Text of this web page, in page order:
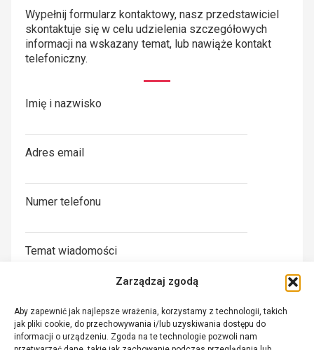
Zarządzaj zgodą
Aby zapewnić jak najlepsze wrażenia, korzystamy z technologii, takich
jak pliki cookie, do przechowywania i/lub uzyskiwania dostępu do
informacji o urządzeniu. Zgoda na te technologie pozwoli nam
Wypełnij formularz kontaktowy, nasz przedstawiciel
skontaktuje się w celu udzielenia szczegółowych
informacji na wskazany temat, lub nawiąże kontakt
telefoniczny.
Imię i nazwisko
Adres email
Numer telefonu
Temat wiadomości